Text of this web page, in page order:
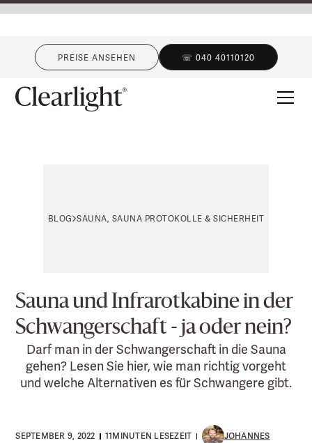
PREISE ANSEHEN ☏ 040 40110120
BLOG SAUNA, SAUNA PROTOKOLLE & SICHERHEIT
Sauna und Infrarotkabine in der
Schwangerschaft - ja oder nein?
Darf man in der Schwangerschaft in die Sauna
gehen? Lesen Sie hier, wie man richtig vorgeht
und welche Alternativen es für Schwangere gibt.
SEPTEMBER 9, 2022 11MINUTEN LESEZEIT JOHANNES